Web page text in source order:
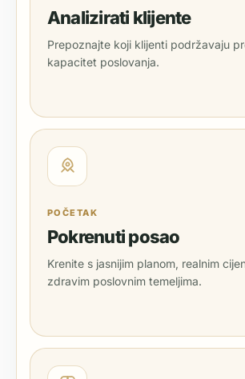
Analizirati klijente
Prepoznajte koji klijenti podržavaju
kapacitet poslovanja.
POČETAK
Pokrenuti posao
Krenite s jasnijim planom, realnim
zdravim poslovnim temeljima.